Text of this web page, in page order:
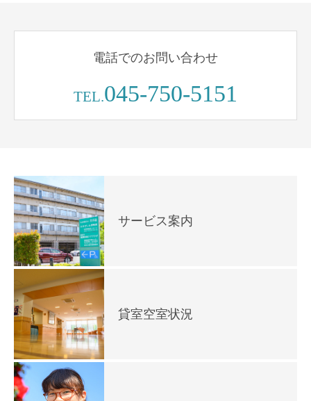
電話でのお問い合わせ
TEL.045-750-5151
サービス案内
貸室空室状況